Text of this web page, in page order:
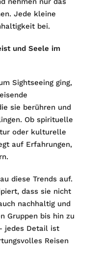
Jede kleine
bei.
und Seele im
Sightseeing ging,
sie berühren und
Ob spirituelle
oder kulturelle
auf Erfahrungen,
diese Trends auf.
dass sie nicht
nachhaltig und
Gruppen bis hin zu
jedes Detail ist
Reisen